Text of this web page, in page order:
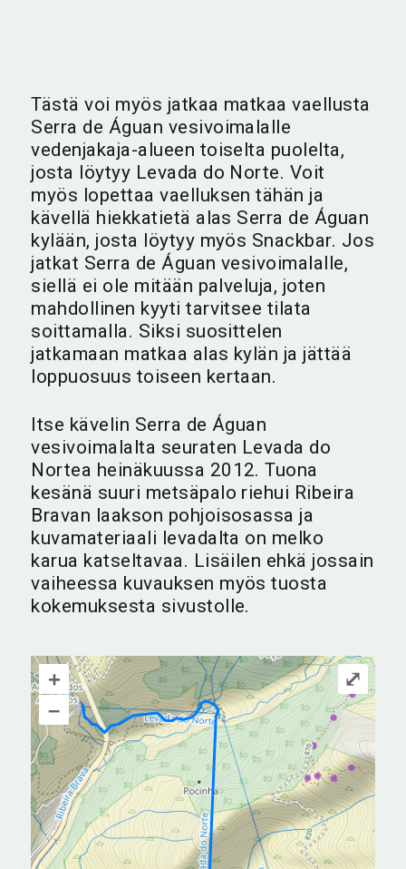
Tästä voi myös jatkaa matkaa vaellusta
Serra de Águan vesivoimalalle
vedenjakaja-alueen toiselta puolelta,
josta löytyy Levada do Norte. Voit
myös lopettaa vaelluksen tähän ja
kävellä hiekkatietä alas Serra de Águan
kylään, josta löytyy myös Snackbar. Jos
jatkat Serra de Águan vesivoimalalle,
siellä ei ole mitään palveluja, joten
mahdollinen kyyti tarvitsee tilata
soittamalla. Siksi suosittelen
jatkamaan matkaa alas kylän ja jättää
loppuosuus toiseen kertaan.
Itse kävelin Serra de Águan
vesivoimalalta seuraten Levada do
Nortea heinäkuussa 2012. Tuona
kesänä suuri metsäpalo riehui Ribeira
Bravan laakson pohjoisosassa ja
kuvamateriaali levadalta on melko
karua katseltavaa. Lisäilen ehkä jossain
vaiheessa kuvauksen myös tuosta
kokemuksesta sivustolle.
+
–
⤢